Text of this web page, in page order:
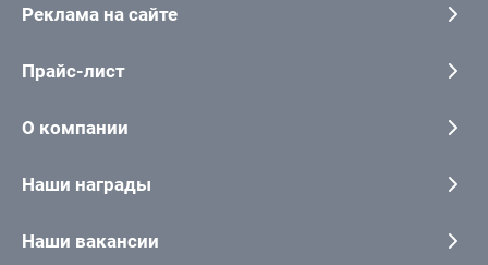
Реклама на сайте
Прайс-лист
О компании
Наши награды
Наши вакансии